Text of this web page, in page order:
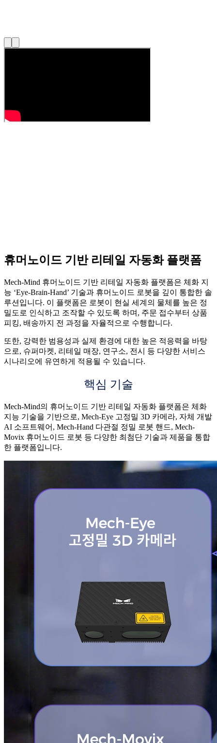
휴머노이드 기반 리테일 자동화 플랫폼
Mech-Mind 휴머노이드 기반 리테일 자동화 플랫폼은 체화 지
능 ‘Eye-Brain-Hand’ 기술과 휴머노이드 로봇을 깊이 통합한 솔
루션입니다. 이 플랫폼은 로봇이 현실 세계의 물체를 높은 정
밀도로 인식하고 조작할 수 있도록 하며, 주문 접수부터 상품
피킹, 배송까지 전 과정을 자율적으로 수행합니다.
또한, 강력한 범용성과 실제 환경에 대한 높은 적응력을 바탕
으로, 슈퍼마켓, 리테일 매장, 연구소, 전시 등 다양한 서비스
시나리오에 유연하게 적용될 수 있습니다.
핵심 기술
Mech-Mind의 휴머노이드 기반 리테일 자동화 플랫폼은 체화
지능 기술을 기반으로, Mech-Eye 고정밀 3D 카메라, 자체 개발
AI 소프트웨어, Mech-Hand 다관절 정밀 로봇 핸드, Mech-
Movix 휴머노이드 로봇 등 다양한 최첨단 기술과 제품을 통합
한 플랫폼입니다.